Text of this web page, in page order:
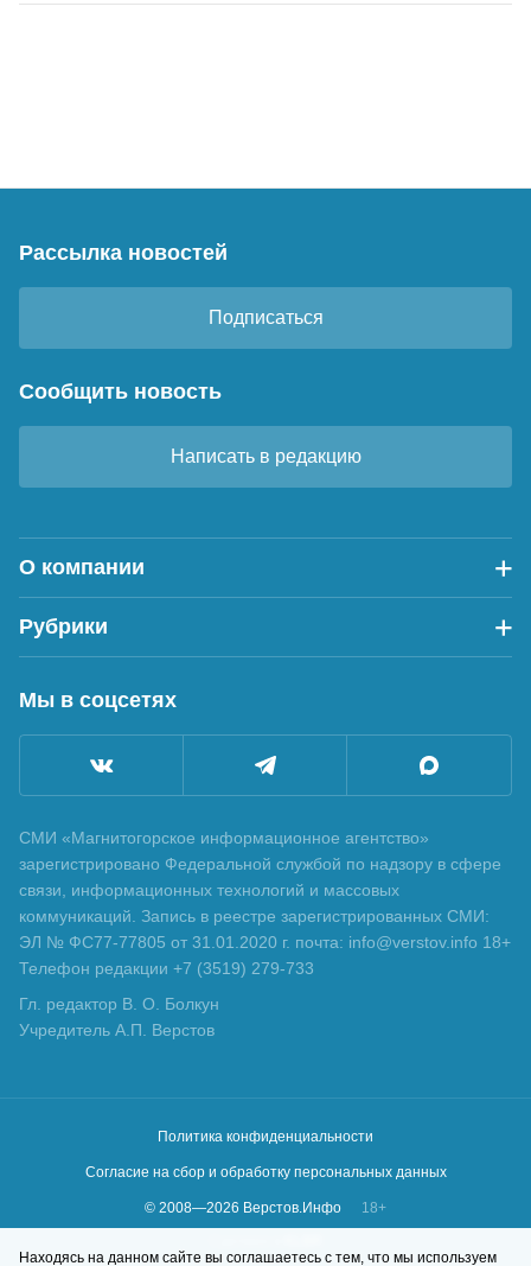
Рассылка новостей
Подписаться
Сообщить новость
Написать в редакцию
О компании
Рубрики
Мы в соцсетях
СМИ «Магнитогорское информационное агентство»
зарегистрировано Федеральной службой по надзору в сфере
связи, информационных технологий и массовых
коммуникаций. Запись в реестре зарегистрированных СМИ:
ЭЛ № ФС77-77805 от 31.01.2020 г. почта: info@verstov.info 18+
Телефон редакции +7 (3519) 279-733
Гл. редактор В. О. Болкун
Учредитель А.П. Верстов
Политика конфиденциальности
Согласие на сбор и обработку персональных данных
© 2008—2026 Верстов.Инфо
18+
Находясь на данном сайте вы соглашаетесь с тем, что мы используем